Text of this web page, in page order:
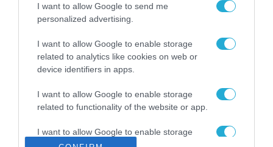
I want to allow Google to send me
personalized advertising.
I want to allow Google to enable storage
related to analytics like cookies on web or
device identifiers in apps.
I want to allow Google to enable storage
related to functionality of the website or app.
I want to allow Google to enable storage
related to personalization.
αφορούν τους ΦΗΜ
Σ. Καλαφάτης: «Η
Τεχνητή Νοημοσύνη
δεν είναι απλώς μια
μια νέα βιομηχανική
επανάσταση»
Νέος οδηγός του ΕΚΤ
των ελληνικών